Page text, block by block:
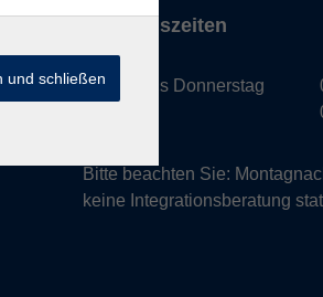
Öffnungszeiten
Montag bis Donnerstag
Bitte beachten Sie:
keine Integrationsberatung
und schließen